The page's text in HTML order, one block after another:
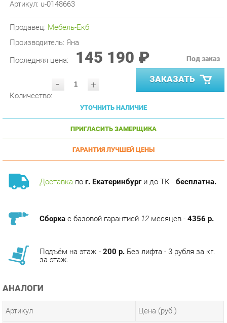
Производитель:Яна
Последняя цена: 145 190 ₽
- ЗАКАЗАТЬ
УТОЧНИТЬ НАЛИЧИЕ
ПРИГЛАСИТЬ ЗАМЕРЩИКА
ГАРАНТИЯ ЛУЧШЕЙ ЦЕНЫ
Доставкапог. Екатеринбурги до ТК -бесплатна.
АНАЛОГИ
Артикул
u-0148661 145 890.00 р.
ТЭГИ